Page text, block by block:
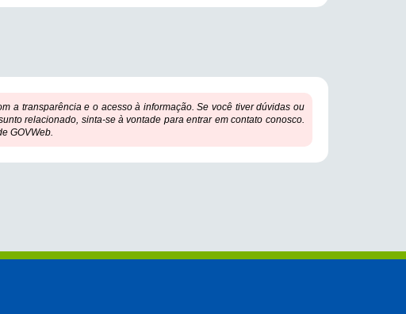
a transparência e o acesso à informação. Se você tiver dúvidas ou
relacionado, sinta-se à vontade para entrar em contato conosco.
GOVWeb.